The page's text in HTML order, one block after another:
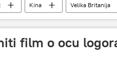
Kina Velika Britanija
film o ocu